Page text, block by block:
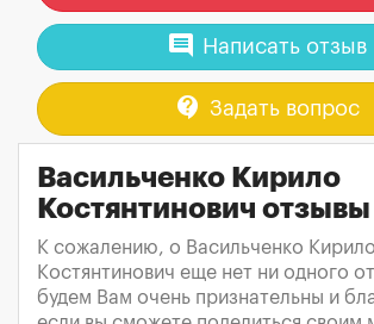
comment Написать отзыв
contact_support Задать вопрос
Васильченко Кирило
Костянтинович отзывы
К сожалению, о Васильченко Кирило
Костянтинович еще нет ни одного
будем Вам очень признательны и